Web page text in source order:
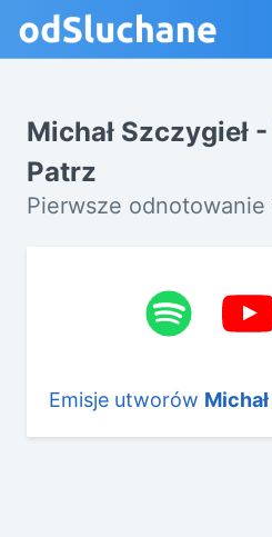
Michał Szczygieł
Patrz
Pierwsze
Emisje utworów